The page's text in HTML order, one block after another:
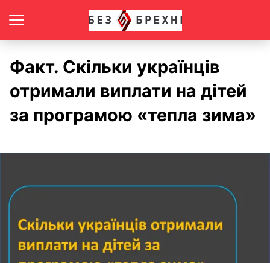
Факт. Скільки українців
отримали виплати на дітей
за програмою «тепла зима»